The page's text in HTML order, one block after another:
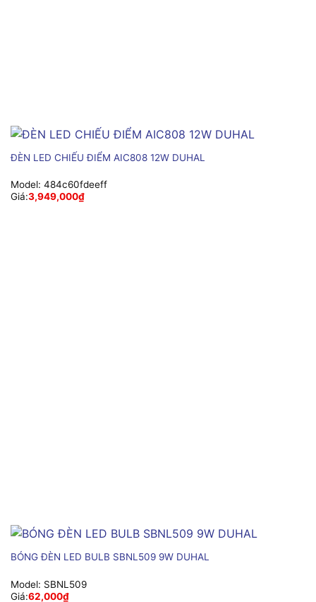
ĐÈN LED CHIẾU ĐIỂM AIC808 12W DUHAL
Model: 484c60fdeeff
Giá:3,949,000₫
BÓNG ĐÈN LED BULB SBNL509 9W DUHAL
Model: SBNL509
Giá:62,000₫